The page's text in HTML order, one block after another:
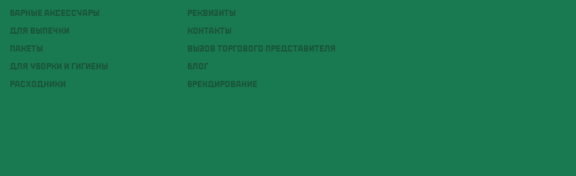
БАРНЫЕ АКСЕССУАРЫ
ДЛЯ ВЫПЕЧКИ
ПАКЕТЫ
ДЛЯ УБОРКИ И ГИГИЕНЫ
РАСХОДНИКИ
РЕКВИЗИТЫ
КОНТАКТЫ
ВЫЗОВ ТОРГОВОГО ПРЕДСТАВИТЕЛЯ
БЛОГ
БРЕНДИРОВАНИЕ